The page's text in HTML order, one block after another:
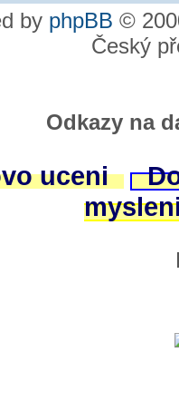
by phpBB ©
Český
Odkazy na
uceni